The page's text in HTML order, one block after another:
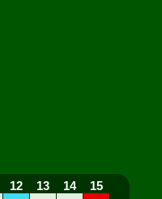
12 13 14
15